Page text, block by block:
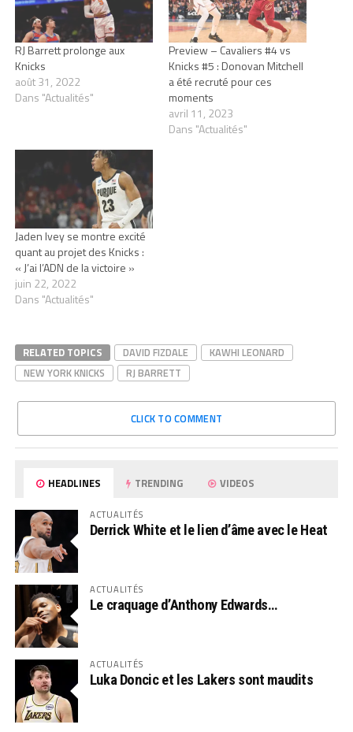
RJ Barrett prolonge aux
Knicks
août 31, 2022
Dans "Actualités"
Preview – Cavaliers #4 vs
Knicks #5 : Donovan Mitchell
a été recruté pour ces
moments
avril 11, 2023
Dans "Actualités"
Jaden Ivey se montre excité
quant au projet des Knicks :
« J’ai l’ADN de la victoire »
juin 22, 2022
Dans "Actualités"
RELATED TOPICS DAVID FIZDALE
KAWHI LEONARD
NEW YORK KNICKS
RJ BARRETT
CLICK TO COMMENT
HEADLINES TRENDING VIDEOS
ACTUALITÉS
Derrick White et le lien d’âme avec le Heat
ACTUALITÉS
Le craquage d’Anthony Edwards…
ACTUALITÉS
Luka Doncic et les Lakers sont maudits